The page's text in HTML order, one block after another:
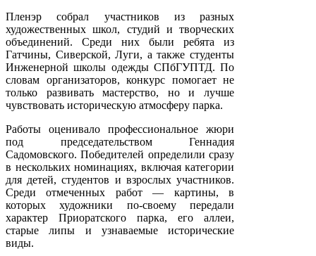
Пленэр собрал участников из разных
художественных школ, студий и творческих
объединений. Среди них были ребята из
Гатчины, Сиверской, Луги, а также студенты
Инженерной школы одежды СПбГУПТД. По
словам организаторов, конкурс помогает не
только развивать мастерство, но и лучше
чувствовать историческую атмосферу парка.
Работы оценивало профессиональное жюри
под председательством Геннадия
Садомовского. Победителей определили сразу
в нескольких номинациях, включая категории
для детей, студентов и взрослых участников.
Среди отмеченных работ — картины, в
которых художники по-своему передали
характер Приоратского парка, его аллеи,
старые липы и узнаваемые исторические
виды.